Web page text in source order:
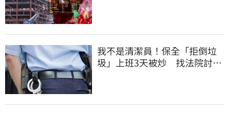
我不是清潔員！保全「拒倒垃
圾」上班3天被炒 找法院討公